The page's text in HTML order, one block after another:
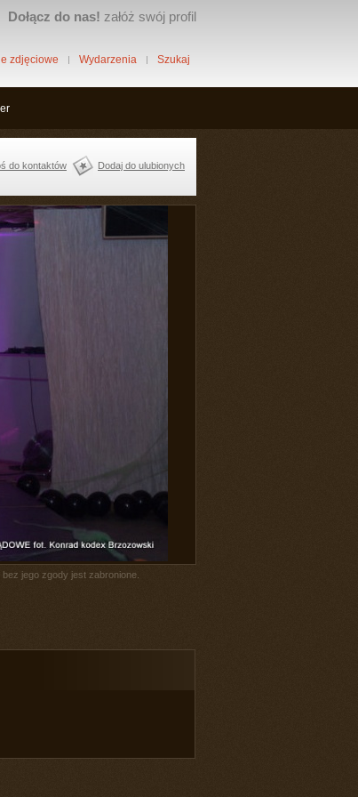
Dołącz do nas! załóż swój profil
zdjęciowe Wydarzenia Szukaj
do kontaktów Dodaj do ulubionych
jego zgody jest zabronione.